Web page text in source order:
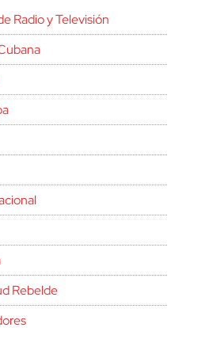
Radio y Televisión
Rebelde